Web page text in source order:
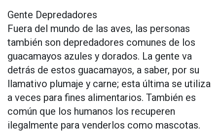
Gente Depredadores
Fuera del mundo de las aves, las personas
también son depredadores comunes de los
guacamayos azules y dorados. La gente va
detrás de estos guacamayos, a saber, por su
llamativo plumaje y carne; esta última se utiliza
a veces para fines alimentarios. También es
común que los humanos los recuperen
ilegalmente para venderlos como mascotas.